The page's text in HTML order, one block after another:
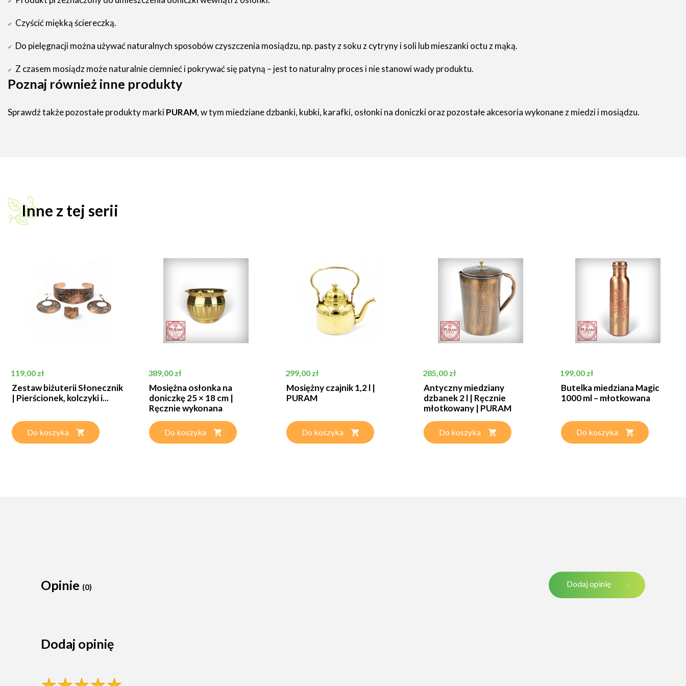
Czyścić miękką ściereczką.
Do pielęgnacji można używać naturalnych sposobów czyszczenia mosiądzu, np. pasty z soku z cytryny i soli lub mieszanki octu z mąką.
Z czasem mosiądz może naturalnie ciemnieć i pokrywać się patyną – jest to naturalny proces i nie stanowi wady produktu.
Poznaj również inne produkty
Sprawdź także pozostałe produkty markiPURAM, w tym miedziane dzbanki, kubki, karafki, osłonki na doniczki oraz pozostałe akcesoria wykonane z miedzi i mosiądzu.
Inne z tej serii
Cena
119,00 zł
Zestaw biżuterii Słonecznik
| Pierścionek, kolczyki i...
Do koszyka
Cena
389,00 zł
Mosiężna osłonka na
doniczkę 25 × 18 cm |
Ręcznie wykonana
Do koszyka
Cena
299,00 zł
Mosiężny czajnik 1,2 l |
PURAM
Do koszyka
Cena
285,00 zł
Antyczny miedziany
dzbanek 2 l | Ręcznie
młotkowany | PURAM
Do koszyka
Cena
199,00 zł
Butelka miedziana Magic
1000 ml – młotkowana
Do koszyka
Opinie (0) Dodaj opinię
Dodaj opinię